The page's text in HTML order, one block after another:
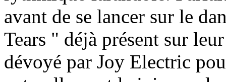
avant de se lancer sur le
Tears " déjà présent sur
dévoyé par Joy Electric